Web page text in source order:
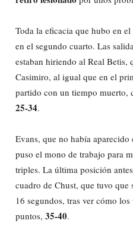
Toda la eficacia que hubo en
en el segundo cuarto. Las
estaban hiriendo al Real Betis,
Casimiro, al igual que en el
partido con un tiempo muerto,
25-34.
Evans, que no había
puso el mono de trabajo para
triples. La última posición
cuadro de Chust, que tuvo
16 segundos, tras ver cómo
puntos, 35-40.